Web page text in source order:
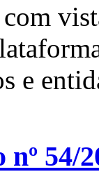
e
54/